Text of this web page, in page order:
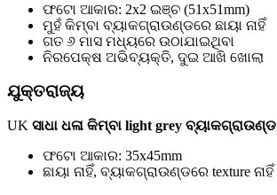
ଫଟୋ ଆକାର: 2x2 ଇଞ୍ଚ (51x51mm)
ମୁହଁ କିମ୍ବା ବ୍ୟାକଗ୍ରାଉଣ୍ଡରେ ଛାୟା ନାହିଁ
ଗତ ୬ ମାସ ମଧ୍ୟରେ ଉଠାଯାଇଥିବା
ନିରପେକ୍ଷ ଅଭିବ୍ୟକ୍ତି, ଦୁଇ ଆଖି ଖୋଲା
ଯୁକ୍ତରାଜ୍ୟ
UK ସାଧା ଧଳା କିମ୍ବା light grey ବ୍ୟାକଗ୍ରାଉଣ୍ଡ
ଫଟୋ ଆକାର: 35x45mm
ଛାୟା ନାହିଁ, ବ୍ୟାକଗ୍ରାଉଣ୍ଡରେ texture ନାହିଁ